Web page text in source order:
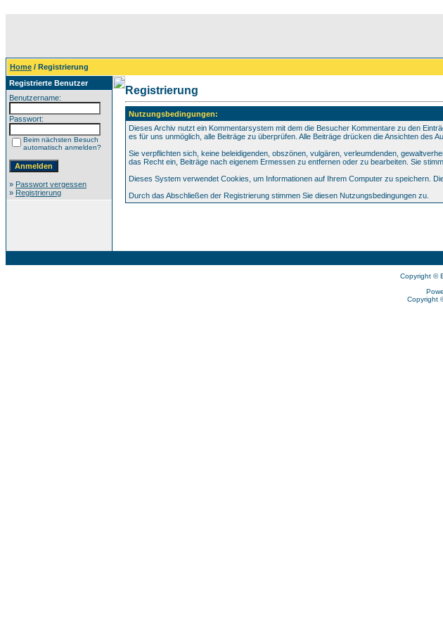
Home / Registrierung
Registrierte Benutzer
Benutzername:
Passwort:
Beim nächsten Besuch
automatisch anmelden?
» Passwort vergessen
» Registrierung
Registrierung
Nutzungsbedingungen:
Dieses Archiv nutzt ein Kommentarsystem mit dem die Besucher Kommentare zu den
es für uns unmöglich, alle Beiträge zu überprüfen. Alle Beiträge drücken die Ansichten des
Sie verpflichten sich, keine beleidigenden, obszönen, vulgären, verleumdenden,
das Recht ein, Beiträge nach eigenem Ermessen zu entfernen oder zu bearbeiten. Sie
Dieses System verwendet Cookies, um Informationen auf Ihrem Computer zu speichern.
Durch das Abschließen der Registrierung stimmen Sie diesen Nutzungsbedingungen zu.
Copyright ©
Copyright